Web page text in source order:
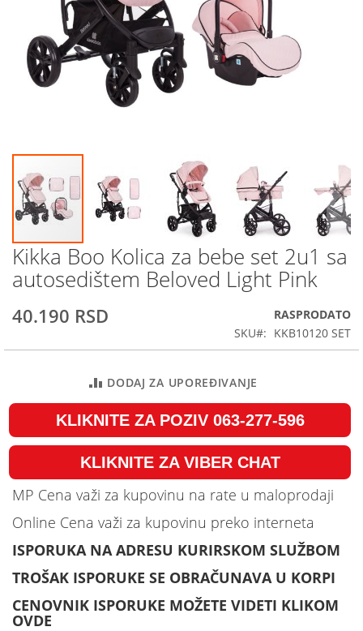
Skip
to
the
of
images
Kikka Boo Kolica za bebe set 2u1 sa
autosedištem Beloved Light Pink
40.190 RSD
RASPRODATO
SKU
KKB10120 SET
DODAJ ZA UPOREĐIVANJE
KLIKNITE ZA POZIV 063-277-596
KLIKNITE ZA VIBER CHAT
MP Cena važi za kupovinu na rate u maloprodaji
Online Cena važi za kupovinu preko interneta
ISPORUKA NA ADRESU KURIRSKOM SLUŽBOM
TROŠAK ISPORUKE SE OBRAČUNAVA U KORPI
CENOVNIK ISPORUKE MOŽETE VIDETI KLIKOM
OVDE